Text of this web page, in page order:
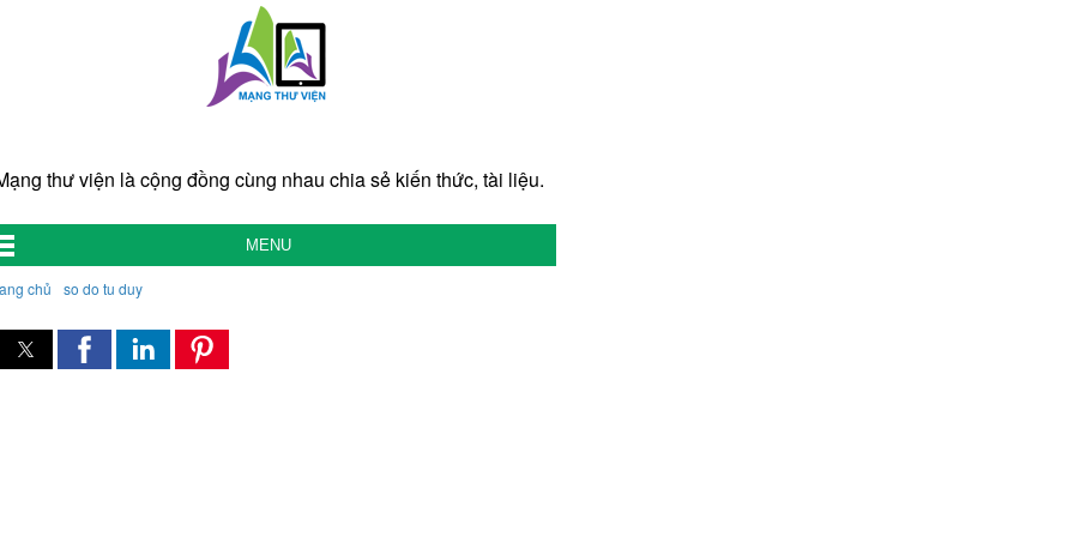
thư viện là cộng đồng cùng nhau chia sẻ kiến thức, tài liệu.
MENU
chủ so do tu duy